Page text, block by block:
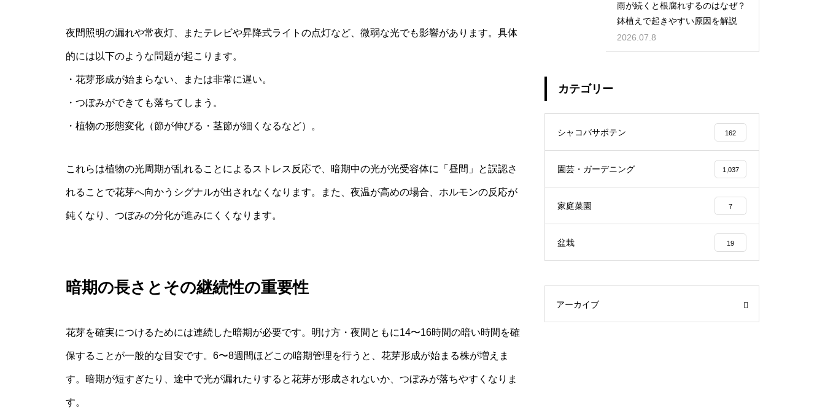
夜間照明の漏れや常夜灯、またテレビや昇降式ライトの点灯など、微弱な光でも影響があります。具体
的には以下のような問題が起こります。
・花芽形成が始まらない、または非常に遅い。
・つぼみができても落ちてしまう。
・植物の形態変化（節が伸びる・茎節が細くなるなど）。
これらは植物の光周期が乱れることによるストレス反応で、暗期中の光が光受容体に「昼間」と誤認さ
れることで花芽へ向かうシグナルが出されなくなります。また、夜温が高めの場合、ホルモンの反応が
鈍くなり、つぼみの分化が進みにくくなります。
暗期の長さとその継続性の重要性
花芽を確実につけるためには連続した暗期が必要です。明け方・夜間ともに14〜16時間の暗い時間を確
保することが一般的な目安です。6〜8週間ほどこの暗期管理を行うと、花芽形成が始まる株が増えま
す。暗期が短すぎたり、途中で光が漏れたりすると花芽が形成されないか、つぼみが落ちやすくなりま
す。
雨が続くと根腐れするのはなぜ？
鉢植えで起きやすい原因を解説
2026.07.8
カテゴリー
シャコバサボテン 162
園芸・ガーデニング 1,037
家庭菜園 7
盆栽 19
アーカイブ